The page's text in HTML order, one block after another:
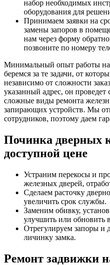
набор необходимых
оборудования для
Принимаем заявки на
замены запоров в
нам через форму
позвоните по номеру
Минимальный опыт работы
беремся за те задачи, от
независимо от сложности
указанный адрес, он проведет
сложные виды ремонта
запирающих устройств. Мы
сотрудников, поэтому даем
Починка дверных
доступной цене
Устраним перекосы и
железных дверей,
Сделаем расточку
увеличить срок службы.
Заменим обивку,
улучшить или обновить
Отрегулируем запоры и
личинку замка.
Ремонт задвижки